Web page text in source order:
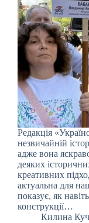
Редакція
незвичайній
адже вона
деяких
креативних
актуальна для
показує, як
конструкції…
Килина